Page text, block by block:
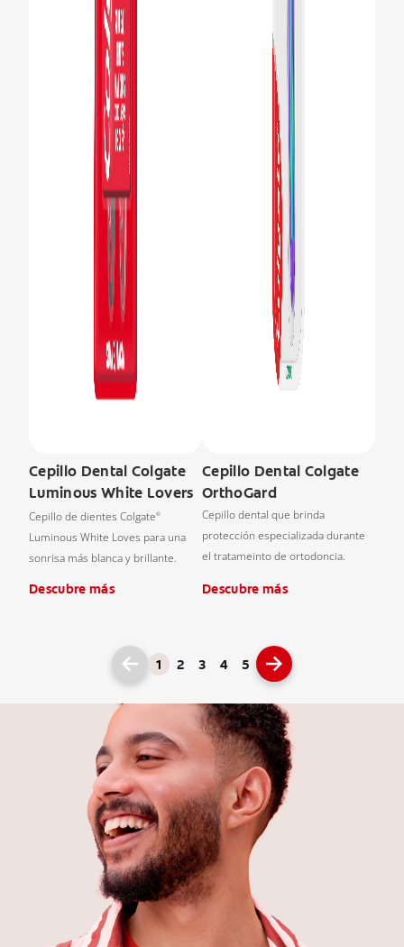
Cepillo Dental Colgate
Luminous White Lovers
Cepillo de dientes Colgate®
Luminous White Loves para una
sonrisa más blanca y brillante.
Descubre más
Cepillo Dental Colgate
OrthoGard
Cepillo dental que brinda
protección especializada durante
el tratameinto de ortodoncia.
Descubre más
1 2 3 4 5